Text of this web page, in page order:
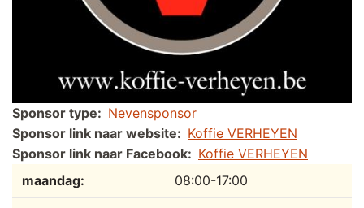
Sponsor type
Nevensponsor
Sponsor link naar website
Koffie VERHEYEN
Sponsor link naar Facebook
Koffie VERHEYEN
Tijdslot
Reactie
maandag: 08:00-17:00